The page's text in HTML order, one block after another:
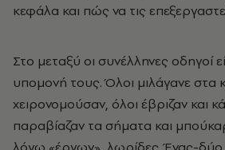
κεφάλα και πώς να τις
Στο μεταξύ οι συνέλληνες οδηγοί
υπομονή τους. Όλοι μιλάγανε στα
χειρονομούσαν, όλοι έβριζαν και
παραβίαζαν τα σήματα και